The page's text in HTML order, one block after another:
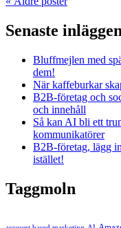
Senaste inläggen
Bluffmejlen med
dem!
När kaffeburkar
B2B-företag och
och innehåll
Så kan AI bli ett
kommunikatörer
B2B-företag, lägg
istället!
Taggmoln